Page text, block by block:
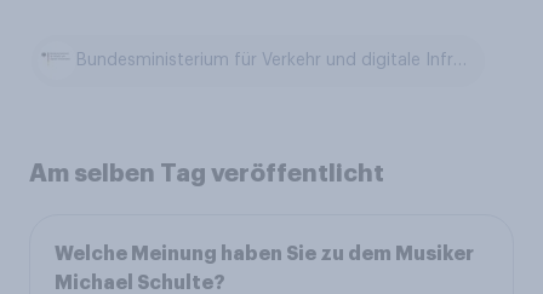
Bundesministerium für Verkehr und digitale Infrastruktur
Am selben Tag veröffentlicht
Welche Meinung haben Sie zu dem Musiker
Michael Schulte?